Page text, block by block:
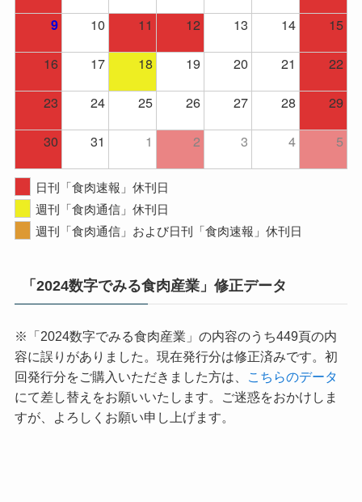
9 10 11 12 13 14
15
16
17 18 19 20 21
22
23
24 25 26 27 28
29
30
31 1 2 3 4 5
日刊「食肉速報」休刊日
週刊「食肉通信」休刊日
週刊「食肉通信」および日刊「食肉速報」休刊日
「2024数字でみる食肉産業」修正データ
※「2024数字でみる食肉産業」の内容のうち449頁の内
容に誤りがありました。現在発行分は修正済みです。初
回発行分をご購入いただきました方は、
こちらのデータ
にて差し替えをお願いいたします。ご迷惑をおかけしま
すが、よろしくお願い申し上げます。